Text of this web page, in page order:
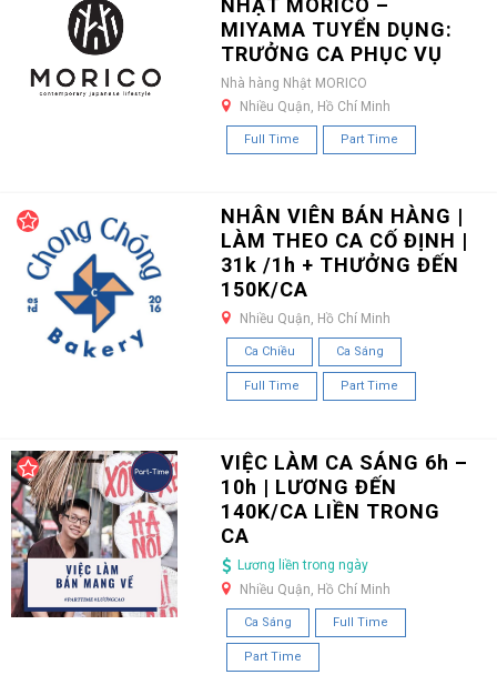
MIYAMA TUYỂN DỤNG:
TRƯỞNG CA PHỤC VỤ
Nhà hàng Nhật MORICO
Nhiều Quận, Hồ Chí Minh
Full Time Part Time
NHÂN VIÊN BÁN HÀNG |
LÀM THEO CA CỐ ĐỊNH |
31k /1h + THƯỞNG ĐẾN
150K/CA
Nhiều Quận, Hồ Chí Minh
Ca Chiều Ca Sáng
Full Time Part Time
VIỆC LÀM CA SÁNG 6h –
10h | LƯƠNG ĐẾN
140K/CA LIỀN TRONG
CA
Lương liền trong ngày
Nhiều Quận, Hồ Chí Minh
Ca Sáng Full Time
Part Time